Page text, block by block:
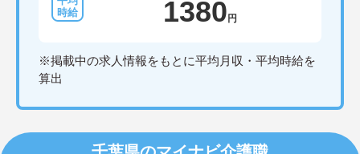
1380 円
※掲載中の求人情報をもとに平均月収・平均時給を
算出